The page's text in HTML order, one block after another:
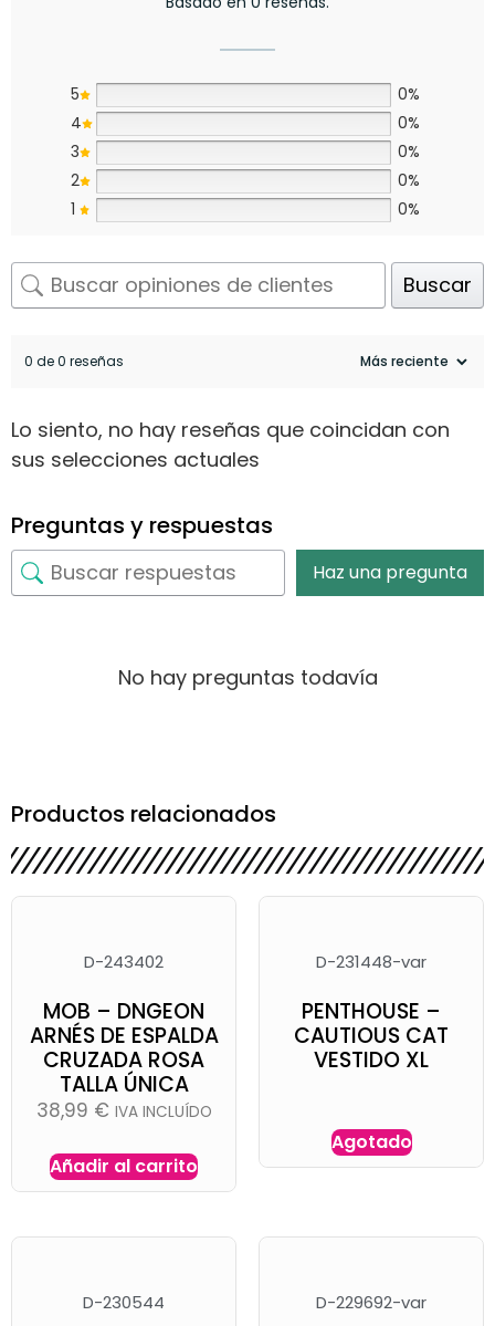
5
0%
4
0%
3
0%
2
0%
1
0%
Buscar
0 de 0 reseñas
Lo siento, no hay reseñas que coincidan con
sus selecciones actuales
Preguntas y respuestas
Haz una pregunta
No hay preguntas todavía
Productos relacionados
D-243402
MOB – DNGEON
ARNÉS DE ESPALDA
CRUZADA ROSA
TALLA ÚNICA
38,99 € IVA INCLUÍDO
Añadir al carrito
D-231448-var
PENTHOUSE –
CAUTIOUS CAT
VESTIDO XL
Agotado
D-230544 D-229692-var